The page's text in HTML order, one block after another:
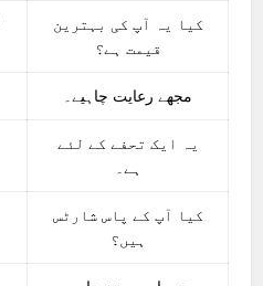
کیا یہ آپ کی بہترین
قیمت ہے؟
مجھے رعایت چاہیے۔
یہ ایک تحفے کے لئے
ہے۔
کیا آپ کے پاس شارٹس
ہیں؟